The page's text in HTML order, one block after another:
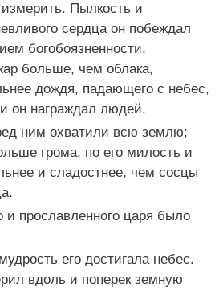
Пылкость и
сердца он побеждал
богобоязненности,
больше, чем облака,
дождя, падающего с небес,
он награждал людей.
ним охватили всю землю;
грома, по его милость и
и сладостнее, чем сосцы
и прославленного царя было
его достигала небес.
вдоль и поперек земную